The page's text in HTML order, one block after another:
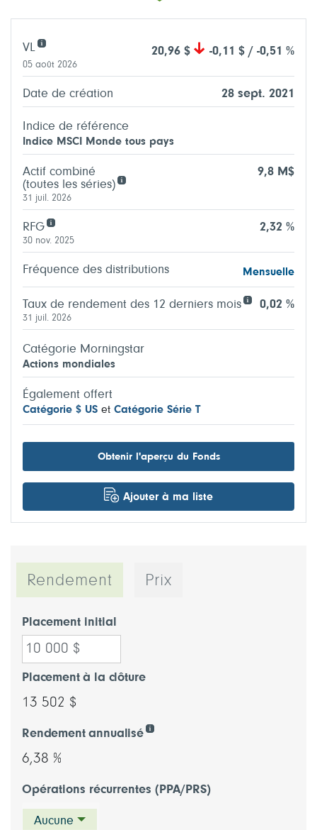
VL 20,96 $ -0,11 $ / -0,51 %
05 août 2026
Date de création 28 sept. 2021
Indice de référence
Indice MSCI Monde tous pays
Actif combiné
(toutes les séries)
9,8 M$
31 juil. 2026
RFG 2,32 %
30 nov. 2025
Fréquence des distributions Mensuelle
Taux de rendement des 12 derniers mois 0,02 %
31 juil. 2026
Catégorie Morningstar
Actions mondiales
Également offert
Catégorie $ US et Catégorie Série T
Obtenir l'aperçu du Fonds
Ajouter à ma liste
Rendement Prix
Placement initial
Placement à la clôture
13 502 $
Rendement annualisé
6,38 %
Opérations récurrentes (PPA/PRS)
Aucune